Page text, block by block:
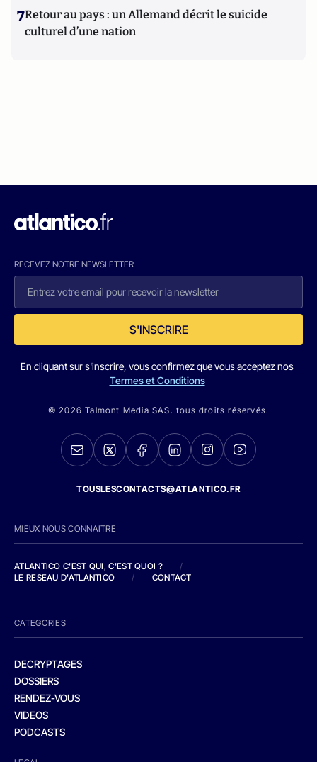
7Retour au pays : un Allemand décrit le suicide
culturel d’une nation
RECEVEZ NOTRE NEWSLETTER
S'INSCRIRE
En cliquant sur s'inscrire, vous confirmez que vous acceptez nos
Termes et Conditions
© 2026 Talmont Media SAS. tous droits réservés.
TOUSLESCONTACTS@ATLANTICO.FR
MIEUX NOUS CONNAITRE
ATLANTICO C'EST QUI, C'EST QUOI ?
/
LE RESEAU D'ATLANTICO
/ CONTACT
CATEGORIES
DECRYPTAGES
DOSSIERS
RENDEZ-VOUS
VIDEOS
PODCASTS